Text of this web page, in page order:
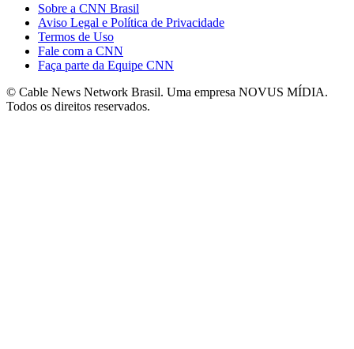
Sobre a CNN Brasil
Aviso Legal e Política de Privacidade
Termos de Uso
Fale com a CNN
Faça parte da Equipe CNN
© Cable News Network Brasil. Uma empresa NOVUS MÍDIA.
Todos os direitos reservados.